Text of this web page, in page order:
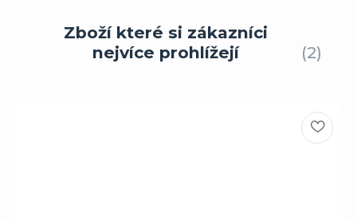
Zboží které si zákazníci
nejvíce prohlížejí
2